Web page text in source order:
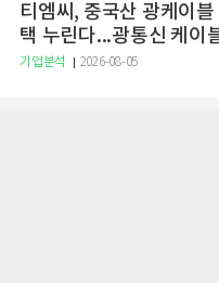
티엠씨, 중국산 광케이
택 누린다...광통신 케이
기업분석 2026-08-05